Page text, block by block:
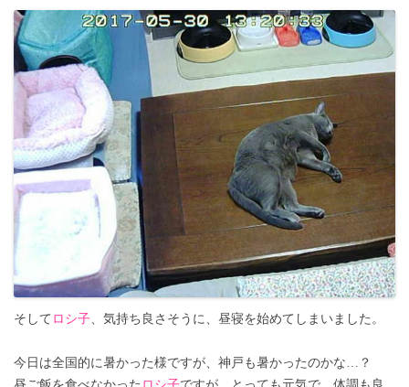
そして ロシ子 、気持ち良さそうに、昼寝を始めてしまいました。
今日は全国的に暑かった様ですが、神戸も暑かったのかな…？